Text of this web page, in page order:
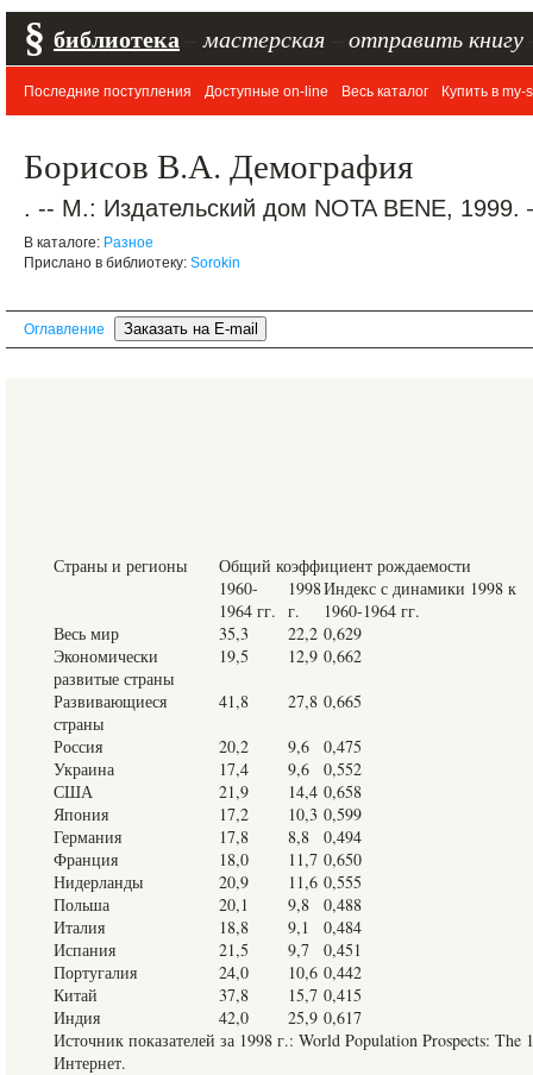
§ библиотека мастерская отправить книгу
Последние поступления Доступные on-line Весь каталог Купить в my-
Борисов В.А. Демография
. -- М.: Издательский дом NOTA BENE, 1999.
В каталоге: Разное
Прислано в библиотеку: Sorokin
Оглавление
Страны и регионы
Общий коэффициент рождаемости
1960-
1964 гг.
1998
г.
Индекс с динамики 1998 к
1960-1964 гг.
Весь мир
35,3 22,2 0,629
Экономически
развитые страны
19,5 12,9 0,662
Развивающиеся
страны
41,8 27,8 0,665
Россия
20,2 9,6
0,475
Украина
17,4 9,6
0,552
США
21,9 14,4 0,658
Япония
17,2 10,3 0,599
Германия
17,8 8,8
0,494
Франция
18,0 11,7 0,650
Нидерланды
20,9 11,6 0,555
Польша
20,1 9,8
0,488
Италия
18,8 9,1
0,484
Испания
21,5 9,7
0,451
Португалия
24,0 10,6 0,442
Китай
37,8 15,7 0,415
Индия
42,0 25,9 0,617
Источник показателей за 1998 г.: World Population Prospects:
Интернет.